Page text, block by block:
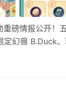
磅情报公开！
定幻兽 B.Duck